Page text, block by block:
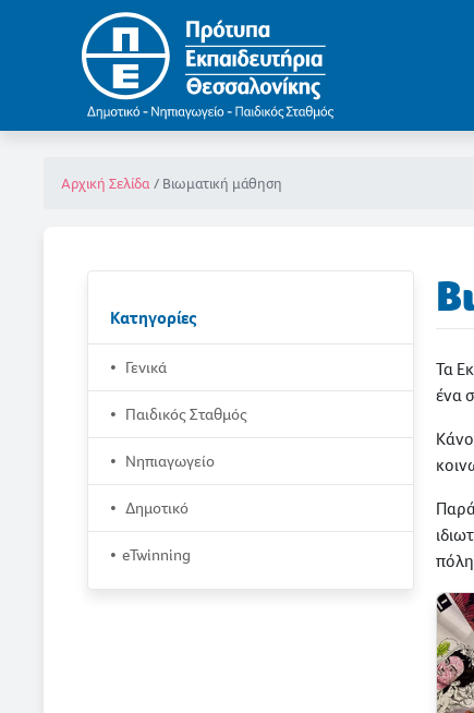
Αρχική Σελίδα Βιωματική μάθηση
Κατηγορίες
Γενικά
Παιδικός Σταθμός
Νηπιαγωγείο
Δημοτικό
eTwinning
Τα
ένα